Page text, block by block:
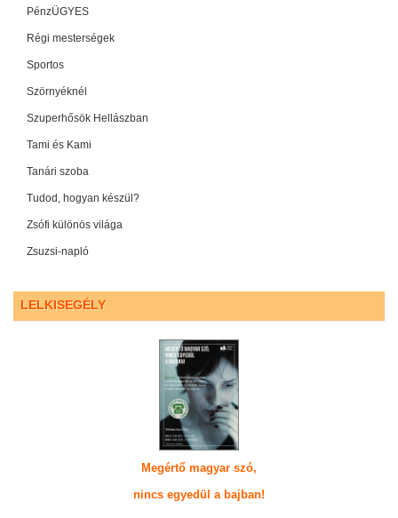
PénzÜGYES
Régi mesterségek
Sportos
Szörnyéknél
Szuperhősök Hellászban
Tami és Kami
Tanári szoba
Tudod, hogyan készül?
Zsófi különös világa
Zsuzsi-napló
LELKISEGÉLY
Megértő magyar szó,
nincs egyedül a bajban!